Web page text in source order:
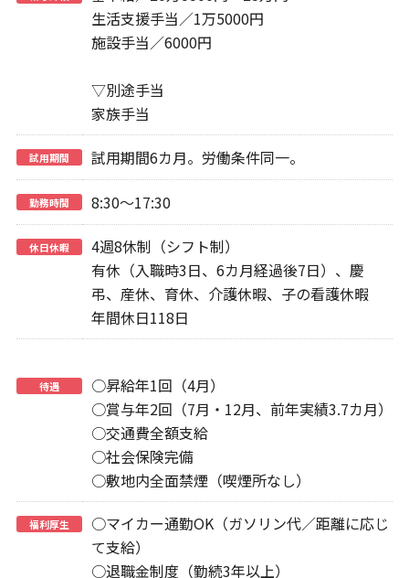
生活支援手当／1万5000円
施設手当／6000円
▽別途手当
家族手当
試用期間 試用期間6カ月。労働条件同一。
勤務時間 8:30～17:30
休日休暇
4週8休制（シフト制）
有休（入職時3日、6カ月経過後7日）、慶
弔、産休、育休、介護休暇、子の看護休暇
年間休日118日
待遇
○昇給年1回（4月）
○賞与年2回（7月・12月、前年実績3.7カ月）
○交通費全額支給
○社会保険完備
○敷地内全面禁煙（喫煙所なし）
福利厚生
○マイカー通勤OK（ガソリン代／距離に応じ
て支給）
○退職金制度（勤続3年以上）